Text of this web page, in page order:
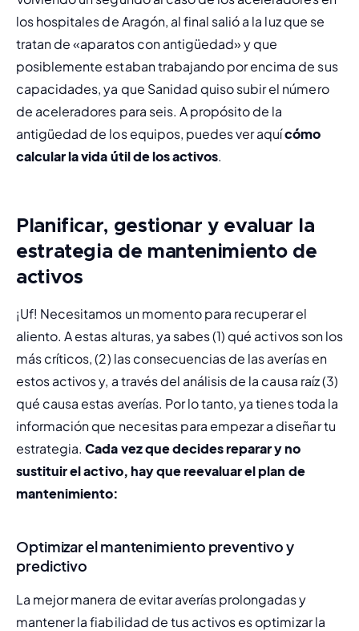
los hospitales de Aragón, al final salió a la luz que se
tratan de «aparatos con antigüedad» y que
posiblemente estaban trabajando por encima de sus
capacidades, ya que Sanidad quiso subir el número
de aceleradores para seis. A propósito de la
antigüedad de los equipos, puedes ver aquí cómo
calcular la vida útil de los activos.
Planificar, gestionar y evaluar la
estrategia de mantenimiento de
activos
¡Uf! Necesitamos un momento para recuperar el
aliento. A estas alturas, ya sabes (1) qué activos son los
más críticos, (2) las consecuencias de las averías en
estos activos y, a través del análisis de la causa raíz (3)
qué causa estas averías. Por lo tanto, ya tienes toda la
información que necesitas para empezar a diseñar tu
estrategia. Cada vez que decides reparar y no
sustituir el activo, hay que reevaluar el plan de
mantenimiento:
Optimizar el mantenimiento preventivo y
predictivo
La mejor manera de evitar averías prolongadas y
mantener la fiabilidad de tus activos es optimizar la